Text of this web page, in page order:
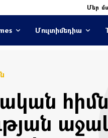
Մեր
Մուլտիմեդիա